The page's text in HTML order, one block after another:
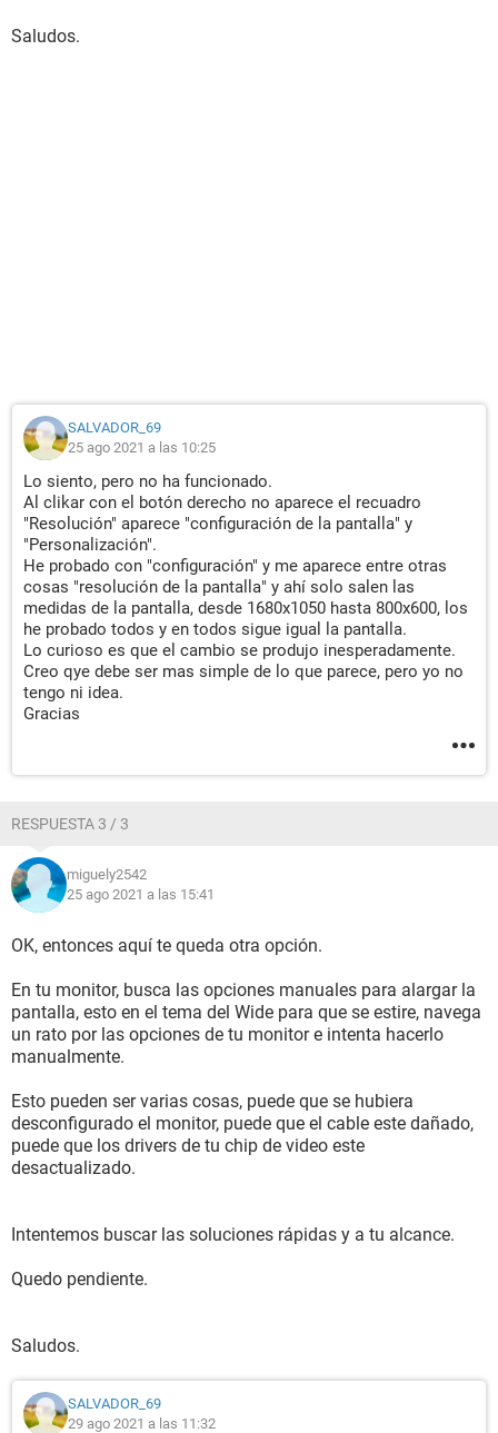
Saludos.
SALVADOR_69
25 ago 2021 a las 10:25
Lo siento, pero no ha funcionado.
Al clikar con el botón derecho no aparece el recuadro
"Resolución" aparece "configuración de la pantalla" y
"Personalización".
He probado con "configuración" y me aparece entre otras
cosas "resolución de la pantalla" y ahí solo salen las
medidas de la pantalla, desde 1680x1050 hasta 800x600, los
he probado todos y en todos sigue igual la pantalla.
Lo curioso es que el cambio se produjo inesperadamente.
Creo qye debe ser mas simple de lo que parece, pero yo no
tengo ni idea.
Gracias
RESPUESTA 3 / 3
miguely2542
25 ago 2021 a las 15:41
OK, entonces aquí te queda otra opción.
En tu monitor, busca las opciones manuales para alargar la
pantalla, esto en el tema del Wide para que se estire, navega
un rato por las opciones de tu monitor e intenta hacerlo
manualmente.
Esto pueden ser varias cosas, puede que se hubiera
desconfigurado el monitor, puede que el cable este dañado,
puede que los drivers de tu chip de video este
desactualizado.
Intentemos buscar las soluciones rápidas y a tu alcance.
Quedo pendiente.
Saludos.
SALVADOR_69
29 ago 2021 a las 11:32